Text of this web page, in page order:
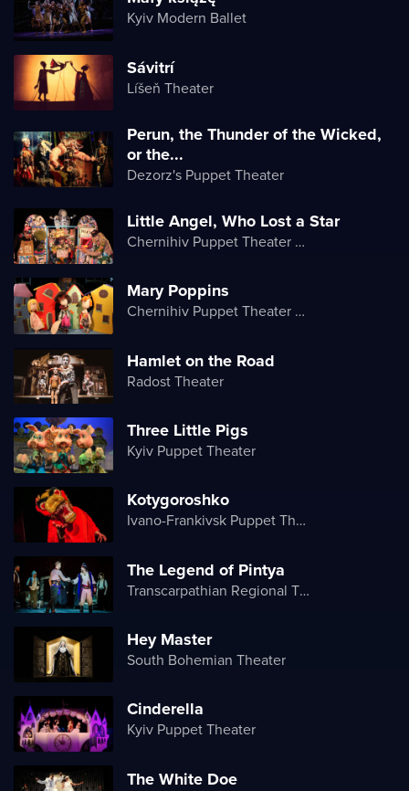
Kyiv Modern Ballet
Sávitrí
Líšeň Theater
Perun, the Thunder of the Wicked,
or the...
Dezorz's Puppet Theater
Little Angel, Who Lost a Star
Chernihiv Puppet Theater named after O. Dovzhenko
Mary Poppins
Chernihiv Puppet Theater named after O. Dovzhenko
Hamlet on the Road
Radost Theater
Three Little Pigs
Kyiv Puppet Theater
Kotygoroshko
Ivano-Frankivsk Puppet Theater
The Legend of Pintya
Transcarpathian Regional Theater of Drama and Comedy
Hey Master
South Bohemian Theater
Cinderella
Kyiv Puppet Theater
The White Doe